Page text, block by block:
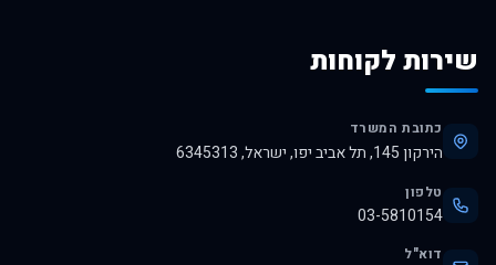
שירות לקוחות
כתובת המשרד
הירקון 145, תל אביב יפו, ישראל, 6345313
טלפון
03-5810154
דוא"ל